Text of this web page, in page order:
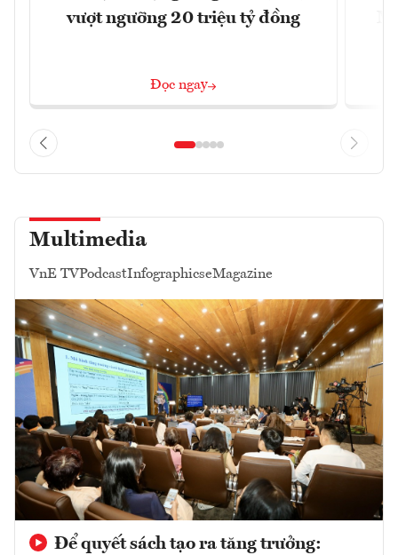
vượt ngưỡng 20 triệu tỷ đồng
Đọc ngay
Multimedia
VnE TVPodcastInfographicseMagazine
Để quyết sách tạo ra tăng trưởng: